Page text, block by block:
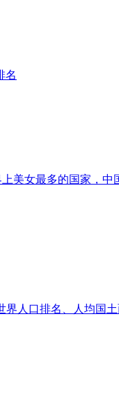
名
美女最多的国家，中
界人口排名、人均国